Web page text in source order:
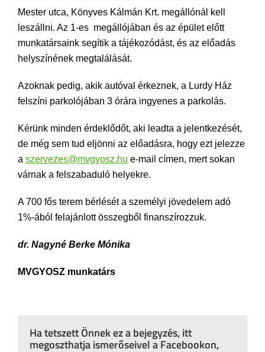
Mester utca, Könyves Kálmán Krt. megállónál kell
leszállni. Az 1-es megállójában és az épület előtt
munkatársaink segítik a tájékozódást, és az előadás
helyszínének megtalálását.
Azoknak pedig, akik autóval érkeznek, a Lurdy Ház
felszíni parkolójában 3 órára ingyenes a parkolás.
Kérünk minden érdeklődőt, aki leadta a jelentkezését,
de még sem tud eljönni az előadásra, hogy ezt jelezze
a szervezes@mvgyosz.hu e-mail címen, mert sokan
várnak a felszabaduló helyekre.
A 700 fős terem bérlését a személyi jövedelem adó
1%-ából felajánlott összegből finanszírozzuk.
dr. Nagyné Berke Mónika
MVGYOSZ munkatárs
Ha tetszett Önnek ez a bejegyzés, itt
megoszthatja ismerőseivel a Facebookon,